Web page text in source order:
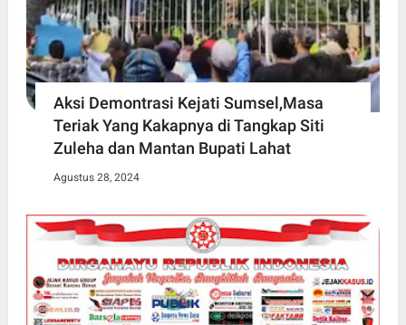
Aksi Demontrasi Kejati Sumsel,Masa
Teriak Yang Kakapnya di Tangkap Siti
Zuleha dan Mantan Bupati Lahat
Agustus 28, 2024